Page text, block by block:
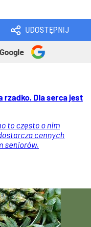
UDOSTĘPNIJ
rzadko. Dla serca jest
to często o nim
cennych
seniorów.